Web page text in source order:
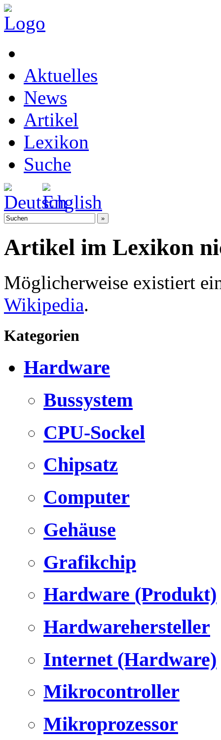
Aktuelles
News
Artikel
Lexikon
Suche
Artikel im Lexikon
Möglicherweise existiert
Wikipedia.
Kategorien
Hardware
Bussystem
CPU-Sockel
Chipsatz
Computer
Gehäuse
Grafikchip
Hardware (Produkt)
Hardwarehersteller
Internet (Hardware)
Mikrocontroller
Mikroprozessor